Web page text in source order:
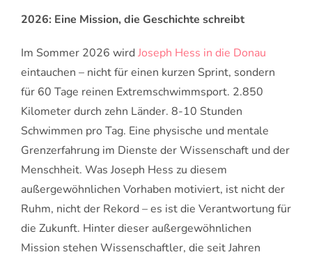
2026: Eine Mission, die Geschichte schreibt
Im Sommer 2026 wird Joseph Hess in die Donau
eintauchen – nicht für einen kurzen Sprint, sondern
für 60 Tage reinen Extremschwimmsport. 2.850
Kilometer durch zehn Länder. 8-10 Stunden
Schwimmen pro Tag. Eine physische und mentale
Grenzerfahrung im Dienste der Wissenschaft und der
Menschheit. Was Joseph Hess zu diesem
außergewöhnlichen Vorhaben motiviert, ist nicht der
Ruhm, nicht der Rekord – es ist die Verantwortung für
die Zukunft. Hinter dieser außergewöhnlichen
Mission stehen Wissenschaftler, die seit Jahren